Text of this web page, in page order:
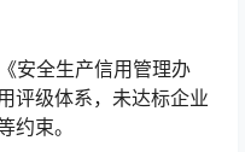
安全生产信用管理办
评级体系，未达标企业
约束。